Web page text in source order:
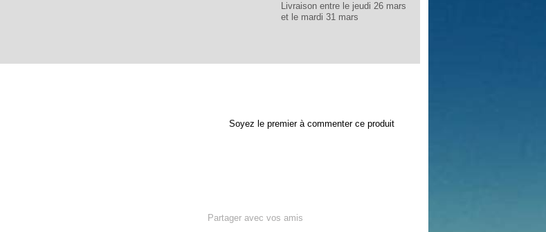
Livraison entre le jeudi 26 mars
et le mardi 31 mars
Soyez le premier à commenter ce produit
Partager avec vos amis